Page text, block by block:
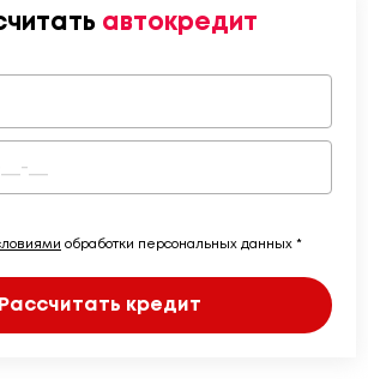
автокредит
обработки персональных данных *
Рассчитать кредит